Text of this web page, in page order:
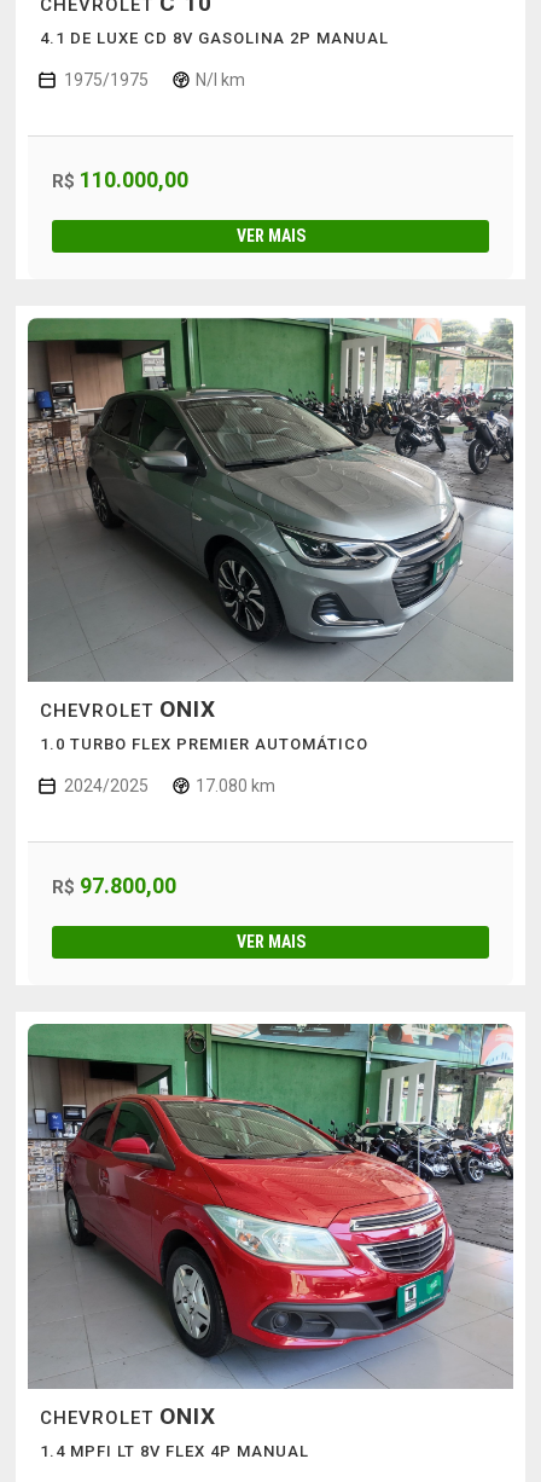
CHEVROLET
4.1 DE LUXE CD 8V GASOLINA 2P MANUAL
1975/1975 N/I km
R$ 110.000,00
VER MAIS
CHEVROLET ONIX
1.0 TURBO FLEX PREMIER AUTOMÁTICO
2024/2025 17.080 km
R$ 97.800,00
VER MAIS
CHEVROLET ONIX
1.4 MPFI LT 8V FLEX 4P MANUAL